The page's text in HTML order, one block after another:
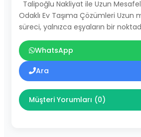
Talipoğlu Nakliyat ile Uzun
Odaklı Ev Taşıma Çözümleri Uzun
süreci, yalnızca eşyaların bir
WhatsApp
Ara
Müşteri Yorumları (0)